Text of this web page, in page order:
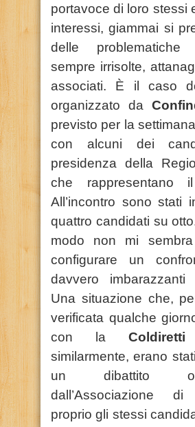
portavoce di loro stessi
interessi, giammai si
delle
sempre irrisolte,
associati. È il caso
organizzato da
previsto per la
con alcuni dei
presidenza della
che rappresentano
All’incontro sono stati
quattro candidati su
modo non mi
configurare un
davvero
Una situazione che,
verificata qualche
con la Coldiretti
similarmente, erano
un dibattito
dall’Associazione di
proprio gli stessi